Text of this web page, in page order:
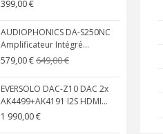
399,00 €
AUDIOPHONICS DA-S250NC
Amplificateur Intégré...
579,00 €649,00 €
EVERSOLO DAC-Z10 DAC 2x
AK4499+AK4191 I2S HDMI...
1 990,00 €